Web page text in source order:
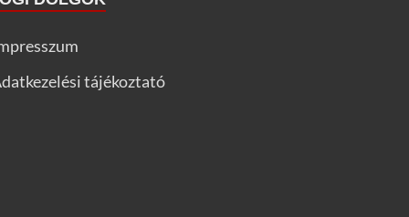
tájékoztató